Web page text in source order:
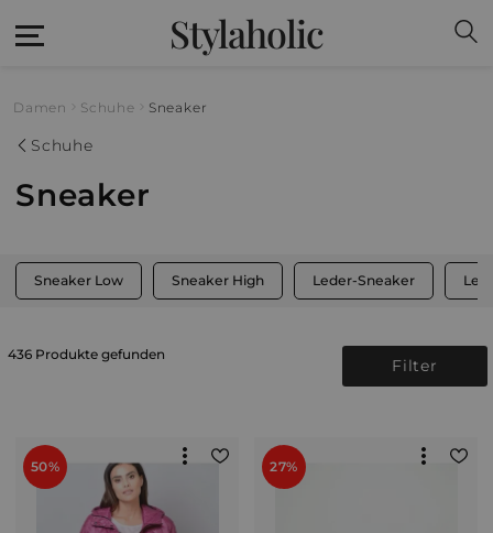
Stylaholic
Damen Schuhe Sneaker
Schuhe
Sneaker
Sneaker Low Sneaker High Leder-Sneaker
436 Produkte gefunden
Filter
50% 27%